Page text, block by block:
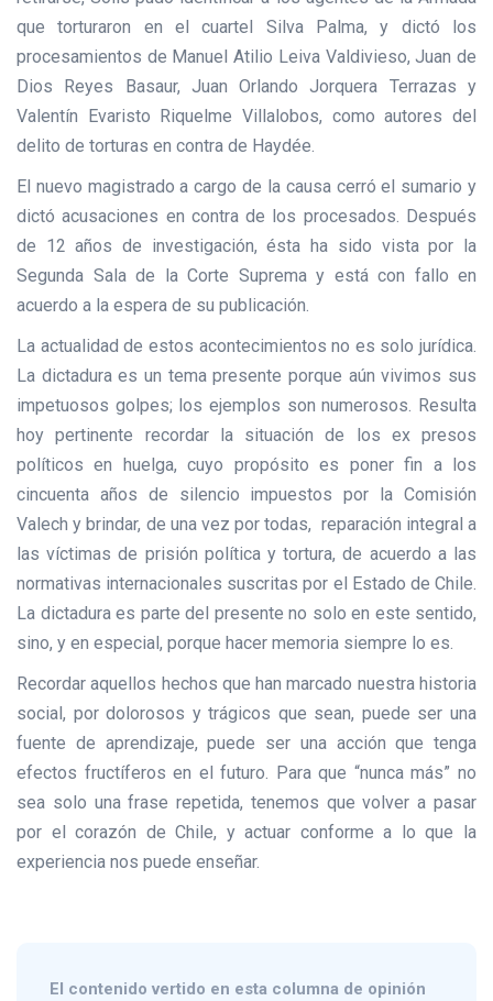
que torturaron en el cuartel Silva Palma, y dictó los
procesamientos de Manuel Atilio Leiva Valdivieso, Juan de
Dios Reyes Basaur, Juan Orlando Jorquera Terrazas y
Valentín Evaristo Riquelme Villalobos, como autores del
delito de torturas en contra de Haydée.
El nuevo magistrado a cargo de la causa cerró el sumario y
dictó acusaciones en contra de los procesados. Después
de 12 años de investigación, ésta ha sido vista por la
Segunda Sala de la Corte Suprema y está con fallo en
acuerdo a la espera de su publicación.
La actualidad de estos acontecimientos no es solo jurídica.
La dictadura es un tema presente porque aún vivimos sus
impetuosos golpes; los ejemplos son numerosos. Resulta
hoy pertinente recordar la situación de los ex presos
políticos en huelga, cuyo propósito es poner fin a los
cincuenta años de silencio impuestos por la Comisión
Valech y brindar, de una vez por todas, reparación integral a
las víctimas de prisión política y tortura, de acuerdo a las
normativas internacionales suscritas por el Estado de Chile.
La dictadura es parte del presente no solo en este sentido,
sino, y en especial, porque hacer memoria siempre lo es.
Recordar aquellos hechos que han marcado nuestra historia
social, por dolorosos y trágicos que sean, puede ser una
fuente de aprendizaje, puede ser una acción que tenga
efectos fructíferos en el futuro. Para que “nunca más” no
sea solo una frase repetida, tenemos que volver a pasar
por el corazón de Chile, y actuar conforme a lo que la
experiencia nos puede enseñar.
El contenido vertido en esta columna de opinión